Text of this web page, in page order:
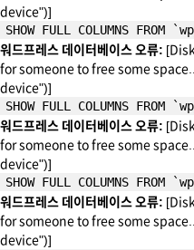
device")]
SHOW FULL COLUMNS FROM
워드프레스 데이터베이스 오류:
for someone to free some
device")]
SHOW FULL COLUMNS FROM
워드프레스 데이터베이스 오류:
for someone to free some
device")]
SHOW FULL COLUMNS FROM
워드프레스 데이터베이스 오류:
for someone to free some
device")]